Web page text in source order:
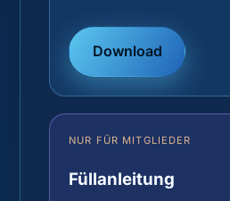
Download
NUR FÜR MITGLIEDER
Füllanleitung